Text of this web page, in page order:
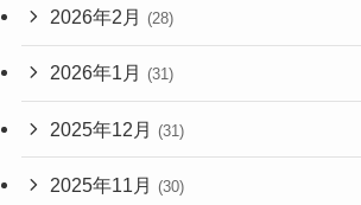
2026年2月 (28)
2026年1月 (31)
2025年12月 (31)
2025年11月 (30)